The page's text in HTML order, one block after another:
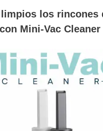
limpios los rincones
Mini-Vac Cleaner